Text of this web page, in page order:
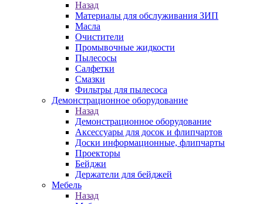
Назад
Материалы для обслуживания ЗИП
Масла
Очистители
Промывочные жидкости
Пылесосы
Салфетки
Смазки
Фильтры для пылесоса
Демонстрационное оборудование
Назад
Демонстрационное оборудование
Аксессуары для досок и флипчартов
Доски информационные, флипчарты
Проекторы
Бейджи
Держатели для бейджей
Мебель
Назад